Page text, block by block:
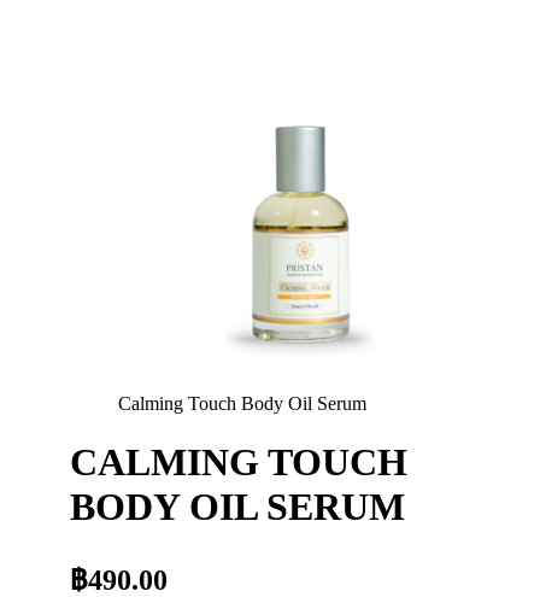
Calming Touch Body Oil Serum
CALMING TOUCH
BODY OIL SERUM
฿490.00